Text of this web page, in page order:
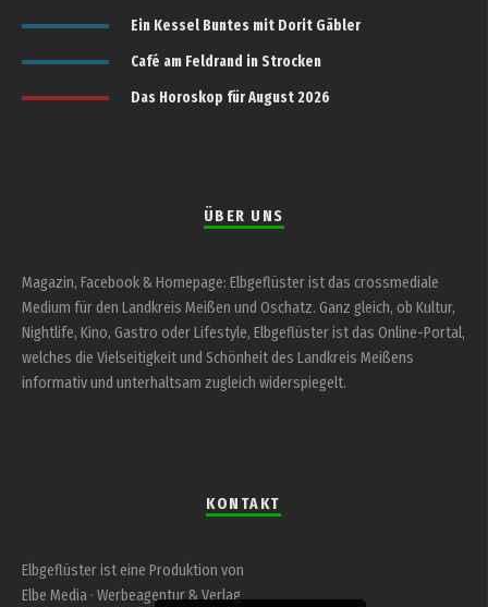
Ein Kessel Buntes mit Dorit Gäbler
Café am Feldrand in Strocken
Das Horoskop für August 2026
ÜBER UNS
Magazin, Facebook & Homepage: Elbgeflüster ist das crossmediale
Medium für den Landkreis Meißen und Oschatz. Ganz gleich, ob Kultur,
Nightlife, Kino, Gastro oder Lifestyle, Elbgeflüster ist das Online-Portal,
welches die Vielseitigkeit und Schönheit des Landkreis Meißens
informativ und unterhaltsam zugleich widerspiegelt.
KONTAKT
Elbgeflüster ist eine Produktion von
Elbe Media · Werbeagentur & Verlag